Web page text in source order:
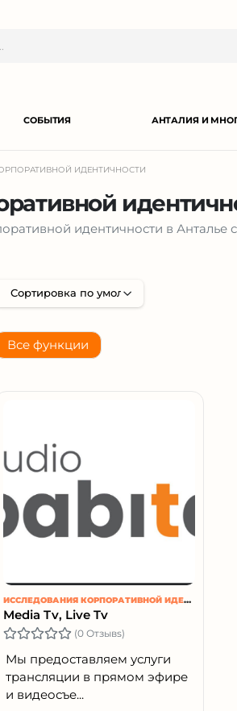
СОБЫТИЯ АНТАЛИЯ И
ИДЕНТИЧНОСТИ
идентичности в
Все функции
ИССЛЕДОВАНИЯ КОРПОРАТИВНОЙ ИДЕНТИЧНОСТИ
Media Tv, Live Tv
(0 Отзывs)
Мы предоставляем услуги
трансляции в прямом эфире
и видеосъе...